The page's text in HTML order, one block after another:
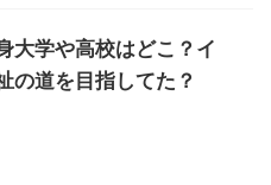
大学や高校はどこ？イ
の道を目指してた？